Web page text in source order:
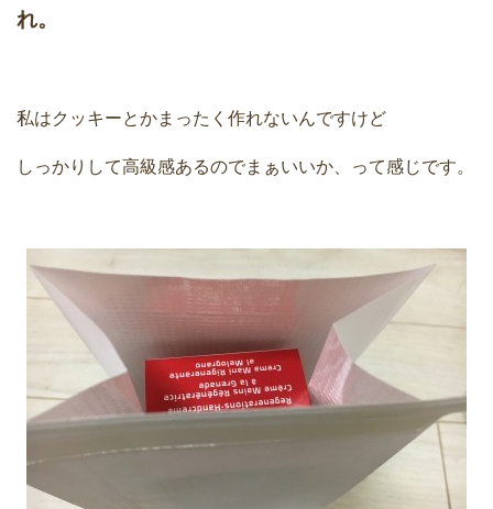
れ。
私はクッキーとかまったく作れないんですけど
しっかりして高級感あるのでまぁいいか、って感じです。